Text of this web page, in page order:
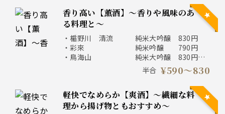
香り高い【薫酒】～香りや風味のあ
る料理と～
・楯野川 清流 純米大吟醸 830円
・彩來 純米吟醸 790円
・鳥海山 純米大吟醸 830円
・ＭＩＹＡＳＡＫＡ 純米吟醸 690円
・楽器正宗 本醸造 590円
・桃の滴 純米吟醸 690円
・信濃鶴 純米吟醸 590円
半合 ¥590〜830
軽快でなめらか【爽酒】～繊細な料
理から揚げ物ともおすすめ～